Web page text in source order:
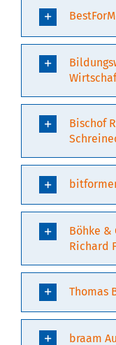
Bischof
Böhke &
Richard
Thomas
braam